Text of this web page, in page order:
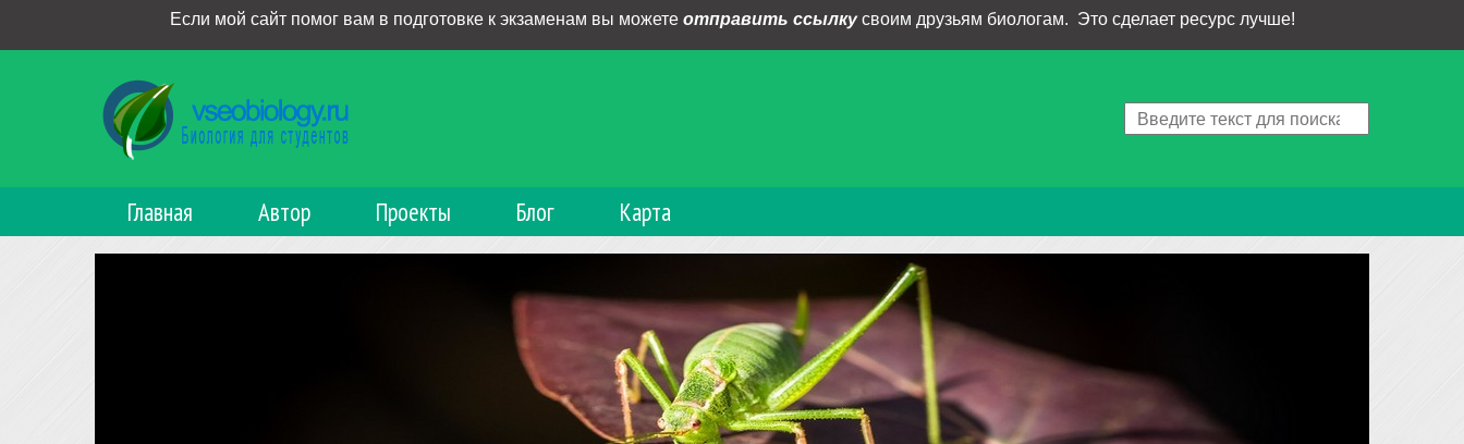
Если мой сайт помог вам в подготовке к экзаменам вы можете отправить ссылкусвоим друзьям биологам. Это сделает ресурс лучше!
Главная Автор Проекты Блог Карта